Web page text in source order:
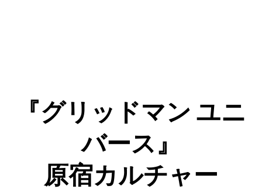
『グリッドマン ユニ
バース』
原宿カルチャー